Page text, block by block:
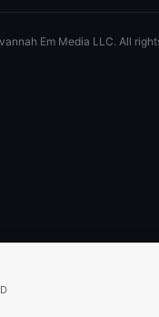
Em Media LLC. All